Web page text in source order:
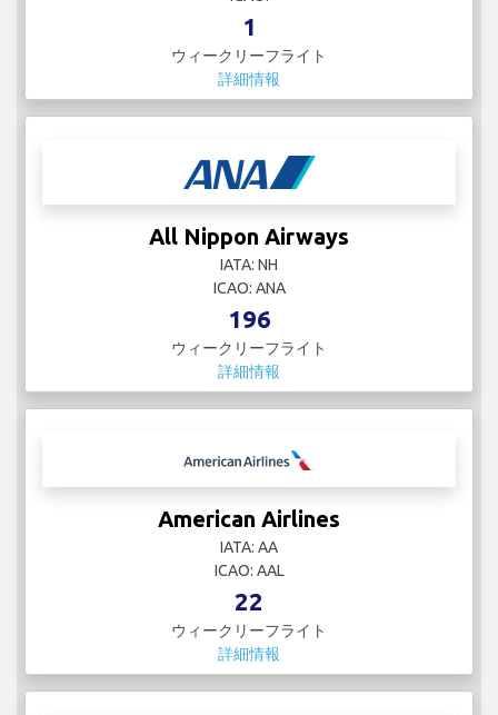
1
ウィークリーフライト
詳細情報
All Nippon Airways
IATA: NH
ICAO: ANA
196
ウィークリーフライト
詳細情報
American Airlines
IATA: AA
ICAO: AAL
22
ウィークリーフライト
詳細情報